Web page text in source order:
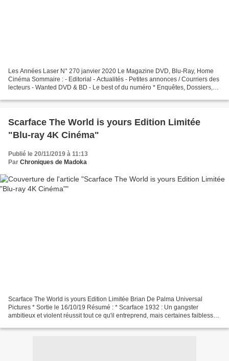
Les Années Laser N° 270 janvier 2020 Le Magazine DVD, Blu-Ray, Home
Cinéma Sommaire : - Editorial - Actualités - Petites annonces / Courriers des
lecteurs - Wanted DVD & BD - Le best of du numéro * Enquêtes, Dossiers,
Scarface The World is yours Edition Limitée
"Blu-ray 4K Cinéma"
Publié le 20/11/2019 à 11:13
Par Chroniques de Madoka
Scarface The World is yours Edition Limitée Brian De Palma Universal
Pictures * Sortie le 16/10/19 Résumé : * Scarface 1932 : Un gangster
ambitieux et violent réussit tout ce qu'il entreprend, mais certaines faiblesses